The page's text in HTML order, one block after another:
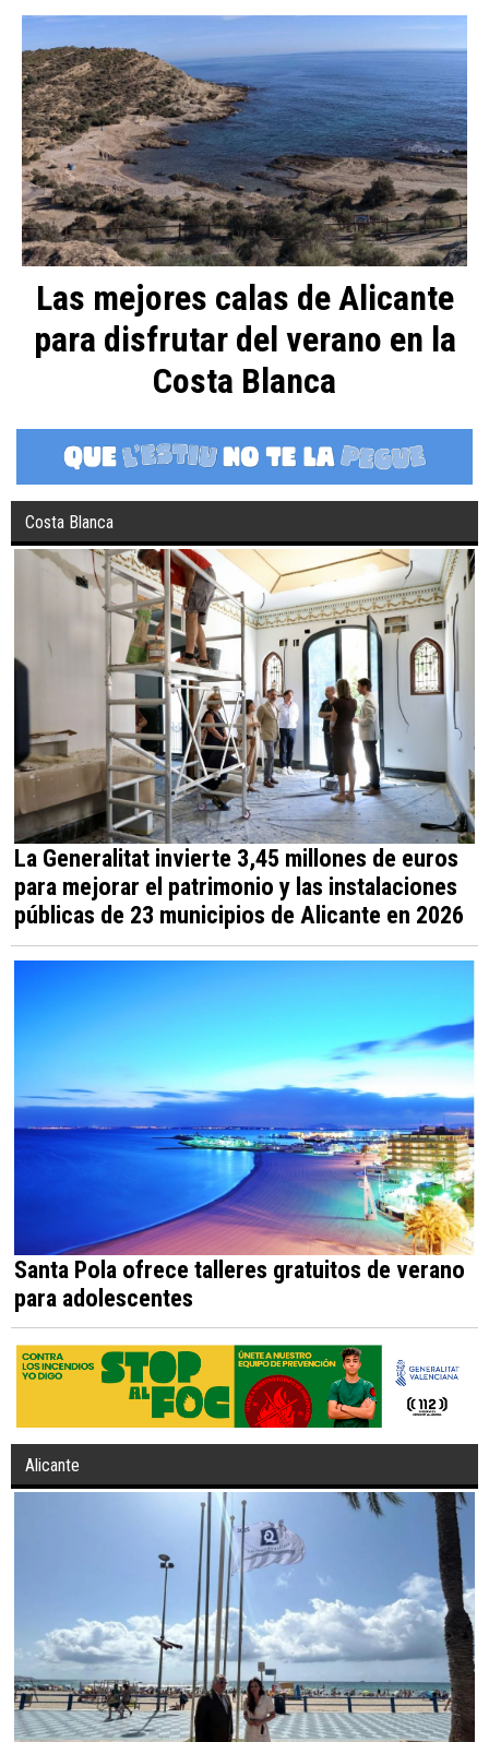
Las mejores calas de Alicante
para disfrutar del verano en la
Costa Blanca
Costa Blanca
La Generalitat invierte 3,45 millones de euros
para mejorar el patrimonio y las instalaciones
públicas de 23 municipios de Alicante en 2026
Santa Pola ofrece talleres gratuitos de verano
para adolescentes
Alicante